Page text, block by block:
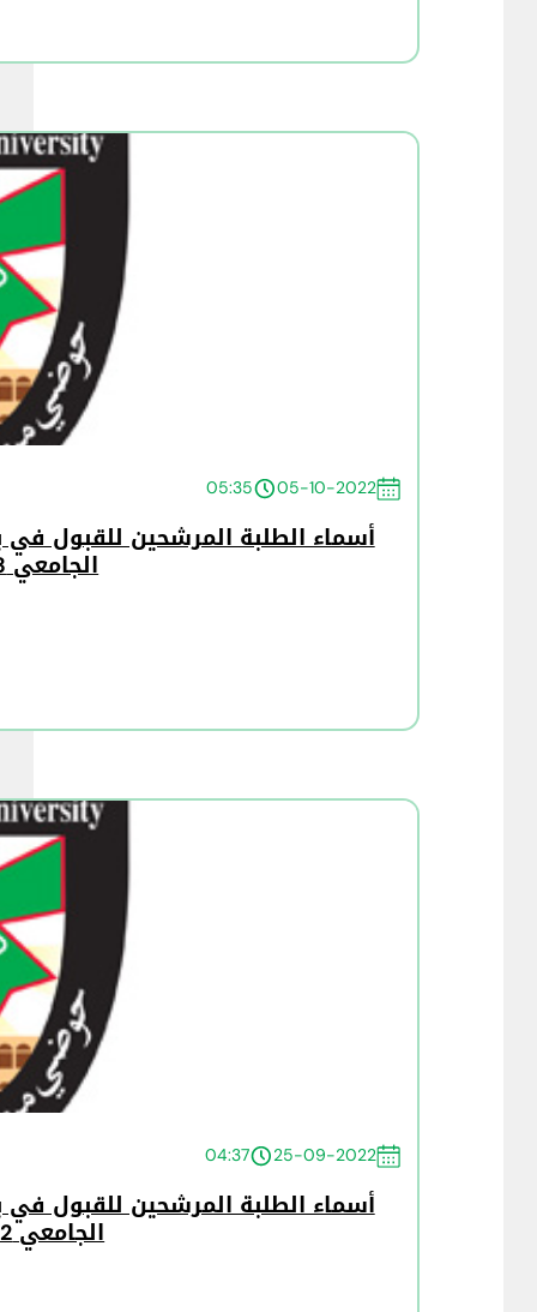
05-10-2022
05:35
أسماء الطلبة المرشحين للقبول في
الجامعي 2022/2023 الدفعة الرابعة
25-09-2022
04:37
أسماء الطلبة المرشحين للقبول في
الجامعي 2022 / 2023 الدفعة الثالثة